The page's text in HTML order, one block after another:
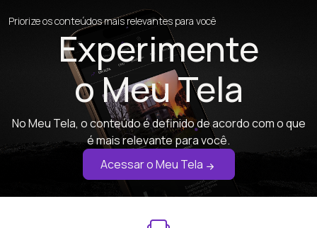
Priorize os conteúdos mais relevantes para você
Experimente
o Meu Tela
No Meu Tela, o conteúdo é definido de acordo com o que
é mais relevante para você.
Acessar o Meu Tela